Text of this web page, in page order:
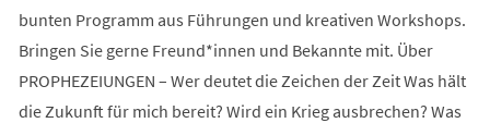
bunten Programm aus Führungen und kreativen Workshops.
Bringen Sie gerne Freund*innen und Bekannte mit. Über
PROPHEZEIUNGEN – Wer deutet die Zeichen der Zeit Was hält
die Zukunft für mich bereit? Wird ein Krieg ausbrechen? Was